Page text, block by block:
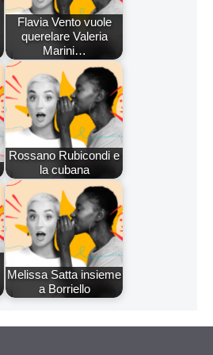
Flavia Vento vuole
querelare Valeria
Marini…
Rossano Rubicondi e
la cubana
Melissa Satta insieme
a Borriello